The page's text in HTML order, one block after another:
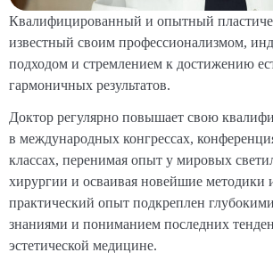
Квалифицированный и опытный
известный своим профессионализмом,
подходом и стремлением к достижению
гармоничных результатов.
Доктор регулярно повышает свою
в международных конгрессах,
классах, перенимая опыт у мировых
хирургии и осваивая новейшие методики
практический опыт подкреплен
знаниями и пониманием последних
эстетической медицине.